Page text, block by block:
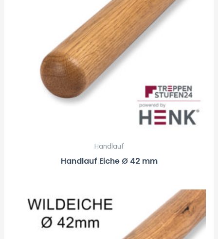
Handlauf
Handlauf Eiche Ø 42 mm